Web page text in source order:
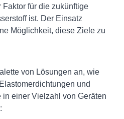
für die zukünftige
ist. Der Einsatz
Möglichkeit, diese Ziele zu
von Lösungen an, wie
und
einer Vielzahl von Geräten